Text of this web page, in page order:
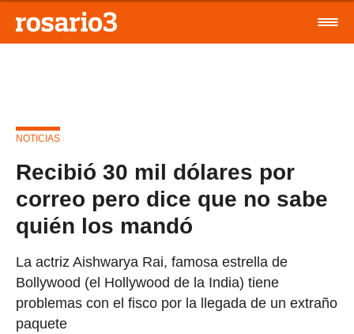
NOTICIAS
Recibió 30 mil dólares por
correo pero dice que no sabe
quién los mandó
La actriz Aishwarya Rai, famosa estrella de
Bollywood (el Hollywood de la India) tiene
problemas con el fisco por la llegada de un extraño
paquete